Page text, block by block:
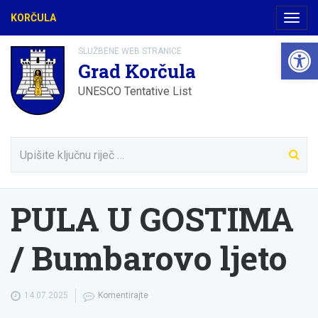
KORČULA
SLUŽBENE WEB STRANICE
Grad Korčula
UNESCO Tentative List
PULA U GOSTIMA
/ Bumbarovo ljeto
14.07.2025 Komentirajte